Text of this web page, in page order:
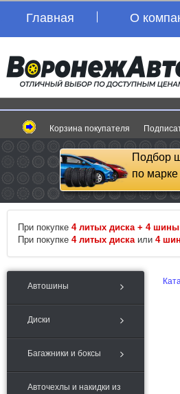
Главная О
Корзина покупателя
Подбор
по марке
При покупке 4 литых диска + 4 шины
При покупке 4 литых диска или 4
Автошины
Диски
Багажники и боксы
Авточехлы и накидки из